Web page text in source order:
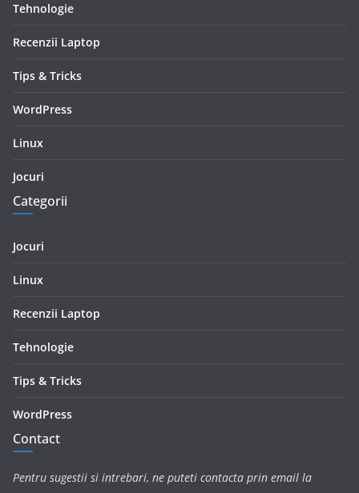
Tehnologie
Recenzii Laptop
Tips & Tricks
WordPress
Linux
Jocuri
Categorii
Jocuri
Linux
Recenzii Laptop
Tehnologie
Tips & Tricks
WordPress
Contact
Pentru sugestii si intrebari, ne puteti contacta prin email la